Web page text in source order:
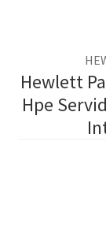
Hewlett
Hpe